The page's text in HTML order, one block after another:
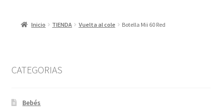
Inicio TIENDA Vuelta al cole Botella Mii 60 Red
CATEGORIAS
Bebés